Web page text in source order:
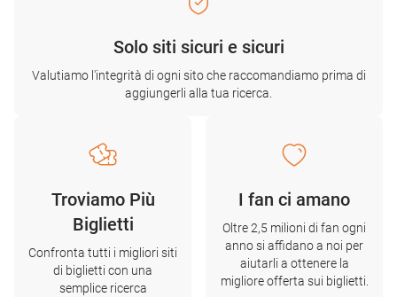
Solo siti sicuri e sicuri
Valutiamo l'integrità di ogni sito che raccomandiamo prima di
aggiungerli alla tua ricerca.
Troviamo Più
Biglietti
Confronta tutti i migliori siti
di biglietti con una
semplice ricerca
I fan ci amano
Oltre 2,5 milioni di fan ogni
anno si affidano a noi per
aiutarli a ottenere la
migliore offerta sui biglietti.